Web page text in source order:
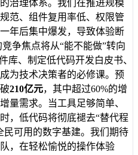
治理体系。我们在推进规模
范、组件复用率低、权限管
年后集中爆发，导致体验断
争焦点将从“能不能做”转向
库、制定低代码开发白皮书、
为技术决策者的必修课。预
210亿元，其中超过60%的增
量需求。当工具足够简单、
，低代码将彻底褪去“替代程
民可用的数字基建。我们期待
，在轻松愉悦的操作体验